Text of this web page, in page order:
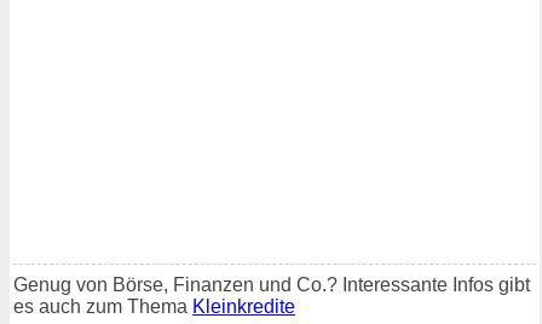
Genug von Börse, Finanzen und Co.? Interessante Infos gibt
es auch zum Thema Kleinkredite